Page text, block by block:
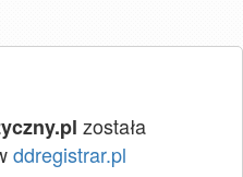
została
ddregistrar.pl